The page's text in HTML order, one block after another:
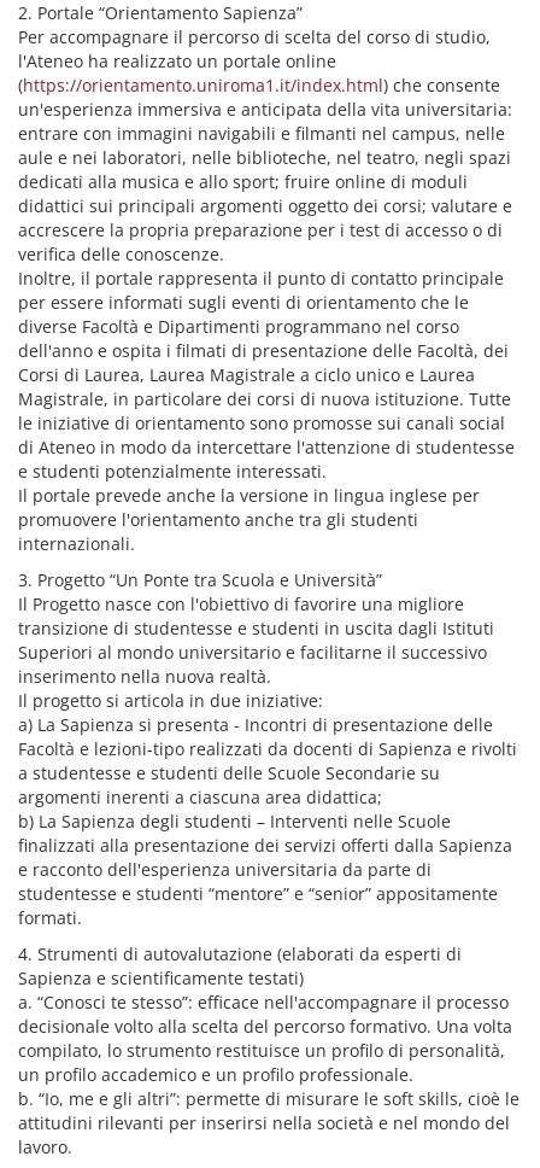
2. Portale “Orientamento Sapienza”
Per accompagnare il percorso di scelta del corso di studio,
l'Ateneo ha realizzato un portale online
(https://orientamento.uniroma1.it/index.html) che consente
un'esperienza immersiva e anticipata della vita universitaria:
entrare con immagini navigabili e filmanti nel campus, nelle
aule e nei laboratori, nelle biblioteche, nel teatro, negli spazi
dedicati alla musica e allo sport; fruire online di moduli
didattici sui principali argomenti oggetto dei corsi; valutare e
accrescere la propria preparazione per i test di accesso o di
verifica delle conoscenze.
Inoltre, il portale rappresenta il punto di contatto principale
per essere informati sugli eventi di orientamento che le
diverse Facoltà e Dipartimenti programmano nel corso
dell'anno e ospita i filmati di presentazione delle Facoltà, dei
Corsi di Laurea, Laurea Magistrale a ciclo unico e Laurea
Magistrale, in particolare dei corsi di nuova istituzione. Tutte
le iniziative di orientamento sono promosse sui canali social
di Ateneo in modo da intercettare l'attenzione di studentesse
e studenti potenzialmente interessati.
Il portale prevede anche la versione in lingua inglese per
promuovere l'orientamento anche tra gli studenti
internazionali.
3. Progetto “Un Ponte tra Scuola e Università”
Il Progetto nasce con l'obiettivo di favorire una migliore
transizione di studentesse e studenti in uscita dagli Istituti
Superiori al mondo universitario e facilitarne il successivo
inserimento nella nuova realtà.
Il progetto si articola in due iniziative:
a) La Sapienza si presenta - Incontri di presentazione delle
Facoltà e lezioni-tipo realizzati da docenti di Sapienza e rivolti
a studentesse e studenti delle Scuole Secondarie su
argomenti inerenti a ciascuna area didattica;
b) La Sapienza degli studenti – Interventi nelle Scuole
finalizzati alla presentazione dei servizi offerti dalla Sapienza
e racconto dell'esperienza universitaria da parte di
studentesse e studenti “mentore” e “senior” appositamente
formati.
4. Strumenti di autovalutazione (elaborati da esperti di
Sapienza e scientificamente testati)
a. “Conosci te stesso”: efficace nell'accompagnare il processo
decisionale volto alla scelta del percorso formativo. Una volta
compilato, lo strumento restituisce un profilo di personalità,
un profilo accademico e un profilo professionale.
b. “Io, me e gli altri”: permette di misurare le soft skills, cioè le
attitudini rilevanti per inserirsi nella società e nel mondo del
lavoro.